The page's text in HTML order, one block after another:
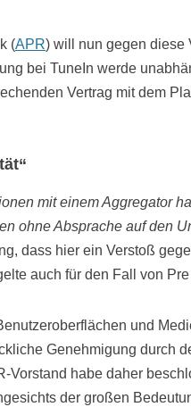
(APR) will nun gegen diese
bei TuneIn werde
Vertrag mit dem
mit einem Aggregator
ohne Absprache auf den
dass hier ein Verstoß
auch für den Fall von
und
Genehmigung durch
Vorstand habe daher
der großen